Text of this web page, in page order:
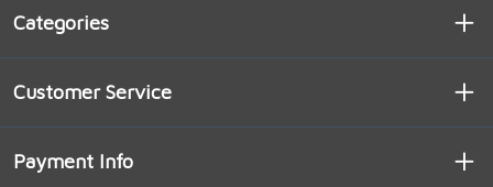
Categories
Customer Service
Payment Info